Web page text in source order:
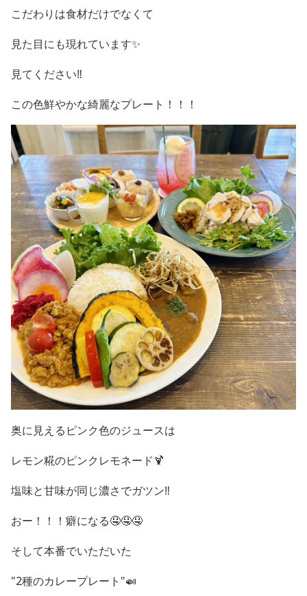
こだわりは食材だけでなくて
見た目にも現れています✨
見てください‼️
この色鮮やかな綺麗なプレート！！！
奥に見えるピンク色のジュースは
レモン糀のピンクレモネード🍹
塩味と甘味が同じ濃さでガツン‼️
おー！！！癖になる🤤🤤🤤
そして本番でいただいた
"2種のカレープレート"🍛